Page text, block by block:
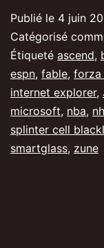
Publié le 4 juin
Catégorisé
Étiqueté ascend,
espn, fable,
internet explorer,
microsoft, nba,
splinter cell
smartglass, zune